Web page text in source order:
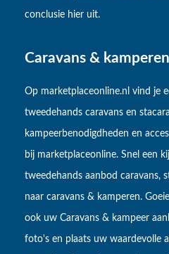
conclusie hier uit.
Caravans & kamperen
Op marketplaceonline.nl vind je
tweedehands caravans en
kampeerbenodigdheden en
bij marketplaceonline. Snel een
tweedehands aanbod caravans,
naar caravans & kamperen.
ook uw Caravans & kampeer
foto's en plaats uw waardevolle